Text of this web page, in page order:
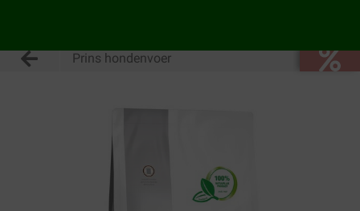
Prins hondenvoer